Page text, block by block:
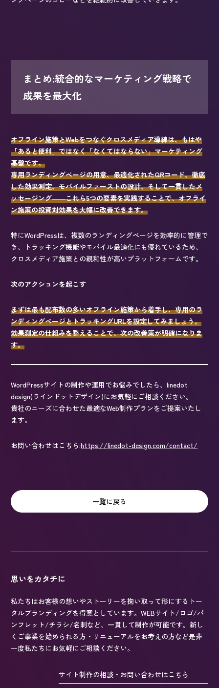
まとめ:統合的なマーケティング戦略で
成果を最大化
オフライン施策とWebをつなぐクロスメディア導線は、もはや
「あると便利」ではなく「なくてはならない」マーケティング
基盤です。
専用ランディングページの用意、最適化されたQRコード、徹底
した効果測定、モバイルファーストの設計、そして一貫したメ
ッセージング――これら5つの要素を実践することで、オフライ
ン施策の投資対効果を大幅に改善できます。
特にWordPressは、複数のランディングページを効率的に管理で
き、トラッキング機能やモバイル最適化にも優れているため、
クロスメディア施策との親和性が高いプラットフォームです。
次のアクションを起こす
まずは最も配布数の多いオフライン施策から着手し、専用のラ
ンディングページとトラッキングURLを設定してみましょう。
効果測定の仕組みを整えることで、次の改善策が明確になりま
す。
WordPressサイトの制作や運用でお悩みでしたら、linedot
design(ラインドットデザイン)にお気軽にご相談ください。
貴社のニーズに合わせた最適なWeb制作プランをご提案いたし
ます。
お問い合わせはこちら:https://linedot-design.com/contact/
一覧に戻る
思いをカタチに
私たちはお客様の想いやストーリーを掬い取って形にするトー
タルブランディングを得意としています。WEBサイト/ロゴ/パ
ンフレット/チラシ/名刺など、一貫して制作が可能です。新し
くご事業を始められる方・リニューアルをお考えの方など是非
一度私たちにお気軽にご相談ください。
サイト制作の相談・お問い合わせはこちら